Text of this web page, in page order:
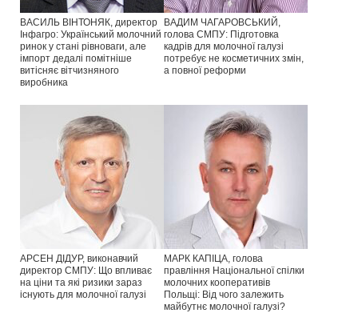
ВАСИЛЬ ВІНТОНЯК, директор
Інфагро: Український молочний
ринок у стані рівноваги, але
імпорт дедалі помітніше
витісняє вітчизняного
виробника
ВАДИМ ЧАГАРОВСЬКИЙ,
голова СМПУ: Підготовка
кадрів для молочної галузі
потребує не косметичних змін,
а повної реформи
АРСЕН ДІДУР, виконавчий
директор СМПУ: Що впливає
на ціни та які ризики зараз
існують для молочної галузі
МАРК КАПІЦА, голова
правління Національної спілки
молочних кооперативів
Польщі: Від чого залежить
майбутнє молочної галузі?